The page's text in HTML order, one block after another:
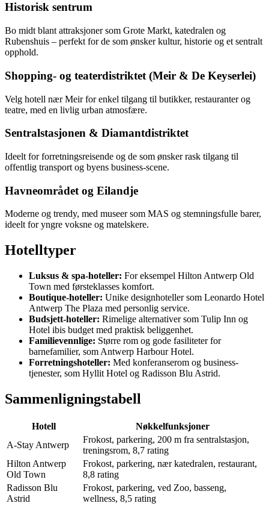
Historisk sentrum
Bo midt blant attraksjoner som Grote Markt, katedralen og
Rubenshuis – perfekt for de som ønsker kultur, historie og et sentralt
opphold.
Shopping- og teaterdistriktet (Meir & De Keyserlei)
Velg hotell nær Meir for enkel tilgang til butikker, restauranter og
teatre, med en livlig urban atmosfære.
Sentralstasjonen & Diamantdistriktet
Ideelt for forretningsreisende og de som ønsker rask tilgang til
offentlig transport og byens business-scene.
Havneområdet og Eilandje
Moderne og trendy, med museer som MAS og stemningsfulle barer,
ideelt for yngre voksne og matelskere.
Hotelltyper
Luksus & spa-hoteller: For eksempel Hilton Antwerp Old
Town med førsteklasses komfort.
Boutique-hoteller: Unike designhoteller som Leonardo Hotel
Antwerp The Plaza med personlig service.
Budsjett-hoteller: Rimelige alternativer som Tulip Inn og
Hotel ibis budget med praktisk beliggenhet.
Familievennlige: Større rom og gode fasiliteter for
barnefamilier, som Antwerp Harbour Hotel.
Forretningshoteller: Med konferanserom og business-
tjenester, som Hyllit Hotel og Radisson Blu Astrid.
Sammenligningstabell
Hotell
Nøkkelfunksjoner
A-Stay Antwerp
Frokost, parkering, 200 m fra sentralstasjon,
treningsrom, 8,7 rating
Hilton Antwerp
Old Town
Frokost, parkering, nær katedralen, restaurant,
8,8 rating
Radisson Blu
Astrid
Frokost, parkering, ved Zoo, basseng,
wellness, 8,5 rating